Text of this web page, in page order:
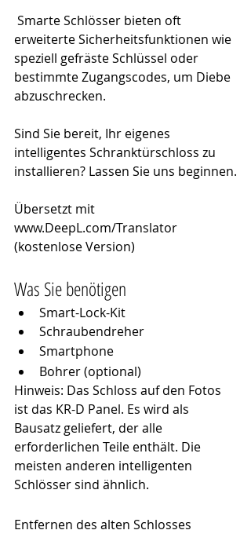
erweiterte Sicherheitsfunktionen wie
speziell gefräste Schlüssel oder
bestimmte Zugangscodes, um Diebe
abzuschrecken.
Sind Sie bereit, Ihr eigenes
intelligentes Schranktürschloss zu
installieren? Lassen Sie uns beginnen.
Übersetzt mit
www.DeepL.com/Translator
(kostenlose Version)
Was Sie benötigen
Smart-Lock-Kit
Schraubendreher
Smartphone
Bohrer (optional)
Hinweis: Das Schloss auf den Fotos
ist das KR-D Panel. Es wird als
Bausatz geliefert, der alle
erforderlichen Teile enthält. Die
meisten anderen intelligenten
Schlösser sind ähnlich.
Entfernen des alten Schlosses